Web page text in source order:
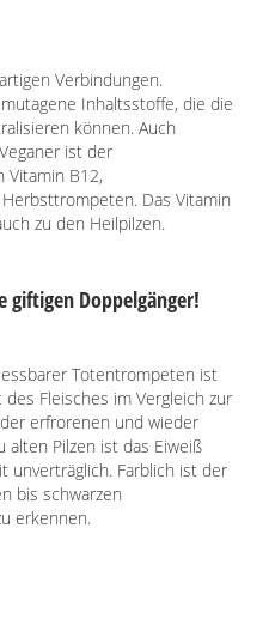
Verbindungen.
Inhaltsstoffe, die die
können. Auch
ist der
Vitamin B12,
Das Vitamin
zu den Heilpilzen.
giftigen Doppelgänger!
Totentrompeten ist
Fleisches im Vergleich zur
erfrorenen und wieder
alten Pilzen ist das Eiweiß
unverträglich. Farblich ist der
bis schwarzen
erkennen.